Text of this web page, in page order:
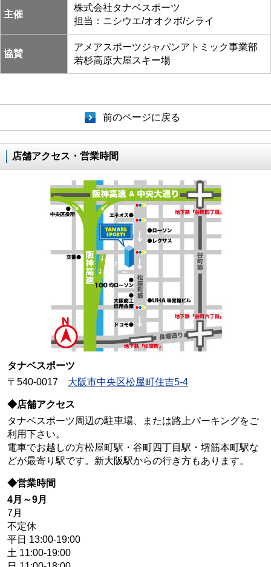
主催
株式会社タナベスポーツ
担当：ニシウエ/オオクボ/シライ
協賛
アメアスポーツジャパンアトミック事業部
若杉高原大屋スキー場
前のページに戻る
店舗アクセス・営業時間
タナベスポーツ
〒540-0017 大阪市中央区松屋町住吉5-4
◆店舗アクセス
タナベスポーツ周辺の駐車場、または路上パーキングをご
利用下さい。
電車でお越しの方松屋町駅・谷町四丁目駅・堺筋本町駅な
どが最寄り駅です。新大阪駅からの行き方もあります。
◆営業時間
4月～9月
7月
不定休
平日 13:00-19:00
土 11:00-19:00